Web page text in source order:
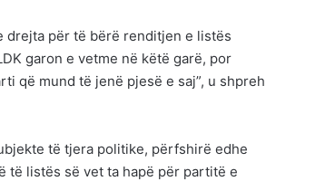
drejta për të bërë renditjen e listës
garon e vetme në këtë garë, por
që mund të jenë pjesë e saj”, u shpreh
të tjera politike, përfshirë edhe
të listës së vet ta hapë për partitë e